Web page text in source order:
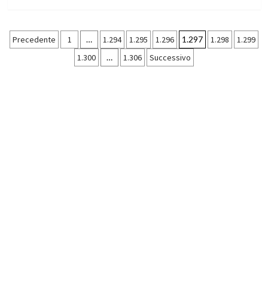
Paginazione
Precedente 1 … 1.294 1.295 1.296 1.297 1.298
1.299
1.300
… 1.306 Successivo